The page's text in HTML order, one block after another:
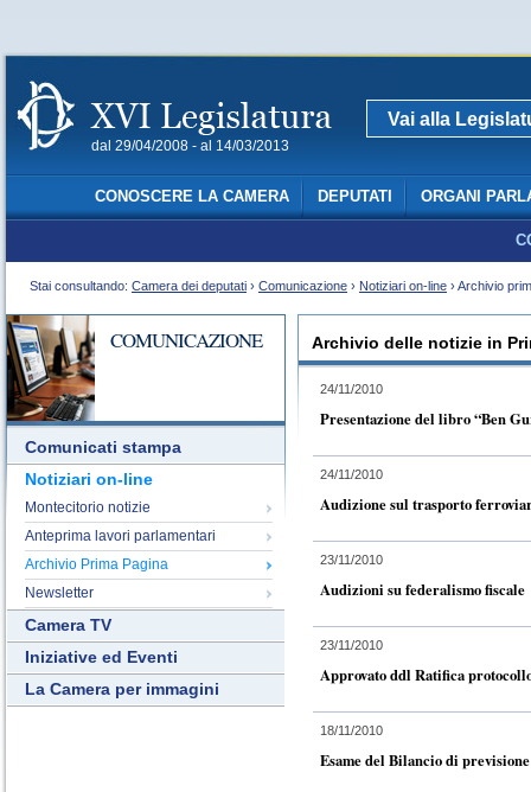
dal 29/04/2008 - al 14/03/2013
Vai alla
CONOSCERE LA CAMERA DEPUTATI ORGANI
Stai consultando: Camera dei deputati › Comunicazione › Notiziari on-line › Archivio
COMUNICAZIONE
Comunicati stampa
Notiziari on-line
Montecitorio notizie
Anteprima lavori parlamentari
Archivio Prima Pagina
Newsletter
Camera TV
Iniziative ed Eventi
La Camera per immagini
Archivio delle notizie in
24/11/2010
Presentazione del libro “Ben
24/11/2010
Audizione sul trasporto
23/11/2010
Audizioni su federalismo fiscale
23/11/2010
Approvato ddl Ratifica
18/11/2010
Esame del Bilancio di